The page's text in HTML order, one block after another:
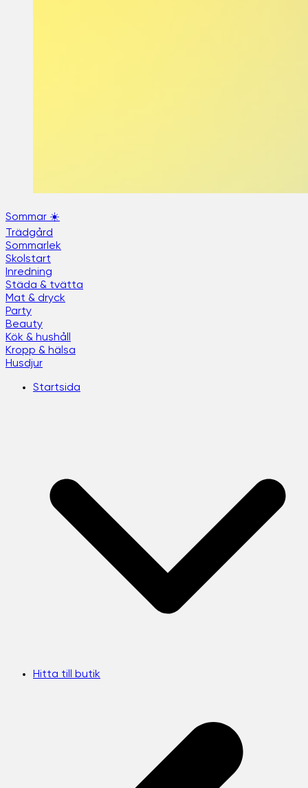
Sommar ☀️
Trädgård
Sommarlek
Skolstart
Inredning
Städa & tvätta
Mat & dryck
Party
Beauty
Kök & hushåll
Kropp & hälsa
Husdjur
Startsida
Hitta till butik